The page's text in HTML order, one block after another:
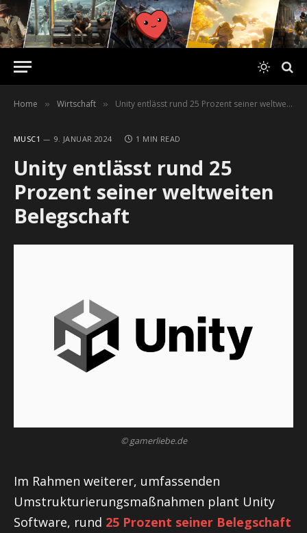
Home » Wirtschaft » Unity entlässt rund 25 Prozent seiner weltweiten Belegschaft
MUSC1 9. JANUAR 2024 1 MIN READ
Unity entlässt rund 25
Prozent seiner weltweiten
Belegschaft
© gamerliebe.de
Im Rahmen weiterer, umfassenden
Umstrukturierungsmaßnahmen plant Unity
Software, rund 25 Prozent seiner Belegschaft